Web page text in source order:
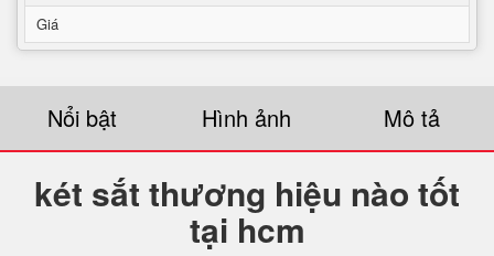
Giá
Nổi bật Hình ảnh Mô tả
két sắt thương hiệu nào tốt
tại hcm